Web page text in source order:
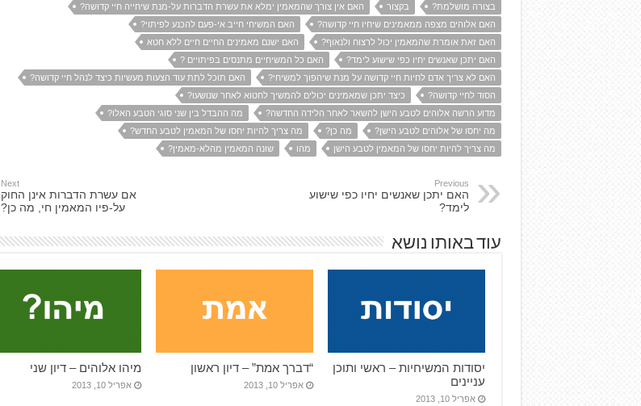
בצורה מושלמת?
בקצור
האם אין צורך שהמאמין ימלא את עשרת הדברות על-מנת שיחייה חיי קדושה?
האם אלוהים מצפה ממאמינים שיחיו חיי קדושה?
האם המשיחי חייב אי-פעם להכנע לפיתוי?
האם זאת אומרת שהמאמין יכול לרצוח ולנאוף?
האם ישנם מאמינים החיים חיים ללא חטא
האם יתכן שאנשים יחיו כפי שישוע לימד?
האם כל המשיחיים מתנסים בפיתויים ?
האם לא צריך אדם לחיות חיי קדושה על מנת שיהפוך למשיחי?
האם תוכל לתת עוד הצעות מעשיות כיצד לנהל חיי קדושה?
הסוד לחיי קדושה?
כיצד יתכן שמאמינים יכולים להמשיך לחטוא לאחר שנושעו?
מדוע הרשה אלוהים לטבע הישן להשאר לאחר הלידה החדשה?
מה ההבדל בין שני סוגי הטבע האלו?
מה יחסו של אלוהים לטבע הישן?
מה כן?
מה צריך להיות יחסו של המאמין לטבע החדש?
מה צריך להיות יחסו של המאמין לטבע הישן
מהו שונה המאמין מהלא-מאמין?
Previous
האם יתכן שאנשים יחיו כפי שישוע
לימד?
Next
אם עשרת הדברות אינן החוק
על-פיו המאמין חי, מה כן?
עוד באותו נושא
יסודות המשיחיות – ראשי ותוכן
עניינים
אפריל 10, 2013
“דברך אמת” – דיון ראשון
אפריל 10, 2013
מיהו אלוהים – דיון שני
אפריל 10, 2013